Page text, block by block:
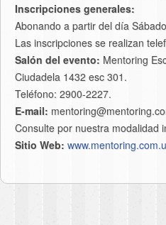
Inscripciones generales:
Abonando a partir del día
Las inscripciones se realizan
Salón del evento: Mentoring
Ciudadela 1432 esc 301.
Teléfono: 2900-2227.
E-mail:
Consulte por nuestra modalidad
Sitio Web: